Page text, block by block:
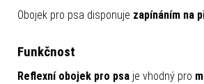
Obojek pro psa disponuje zapínáním na
Funkčnost
Reflexní obojek pro psa je vhodný pro